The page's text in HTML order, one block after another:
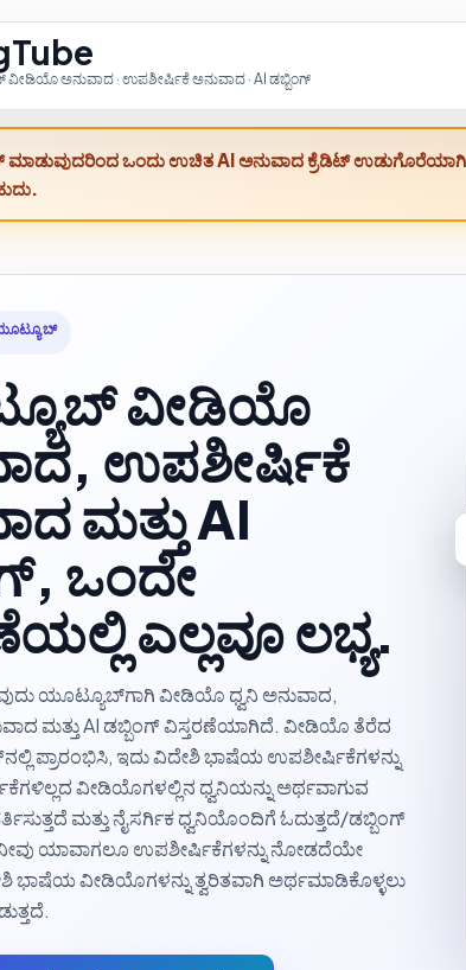
ಅನುವಾದ · ಉಪಶೀರ್ಷಿಕೆ ಅನುವಾದ · AI ಡಬ್ಬಿಂಗ್
ಮಾಡುವುದರಿಂದ ಒಂದು ಉಚಿತ AI ಅನುವಾದ ಕ್ರೆಡಿಟ್ ಉಡುಗೊರೆಯಾಗಿ
ವೀಡಿಯೊ
ಉಪಶೀರ್ಷಿಕೆ
ಮತ್ತು AI
ಒಂದೇ
ಎಲ್ಲವೂ ಲಭ್ಯ.
ಯೂಟ್ಯೂಬ್‌ಗಾಗಿ ವೀಡಿಯೊ ಧ್ವನಿ ಅನುವಾದ,
ಮತ್ತು AI ಡಬ್ಬಿಂಗ್ ವಿಸ್ತರಣೆಯಾಗಿದೆ. ವೀಡಿಯೊ ತೆರೆದ
ಪ್ರಾರಂಭಿಸಿ, ಇದು ವಿದೇಶಿ ಭಾಷೆಯ ಉಪಶೀರ್ಷಿಕೆಗಳನ್ನು
ವೀಡಿಯೊಗಳಲ್ಲಿನ ಧ್ವನಿಯನ್ನು ಅರ್ಥವಾಗುವ
ಮತ್ತು ನೈಸರ್ಗಿಕ ಧ್ವನಿಯೊಂದಿಗೆ ಓದುತ್ತದೆ/ಡಬ್ಬಿಂಗ್
ನೀವು ಯಾವಾಗಲೂ ಉಪಶೀರ್ಷಿಕೆಗಳನ್ನು ನೋಡದೆಯೇ
ವೀಡಿಯೊಗಳನ್ನು ತ್ವರಿತವಾಗಿ ಅರ್ಥಮಾಡಿಕೊಳ್ಳಲು